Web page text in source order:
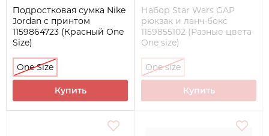
Подростковая сумка Nike
Jordan с принтом
1159864723 (Красный One
Size)
One Size
Купить
Набор Star Wars GAP
рюкзак и ланч-бокс
1159855102 (Разные цвета
One size)
One size
Купить